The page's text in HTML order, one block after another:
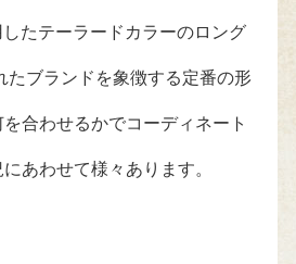
たテーラードカラーのロング
たブランドを象徴する定番の形
合わせるかでコーディネート
あわせて様々あります。